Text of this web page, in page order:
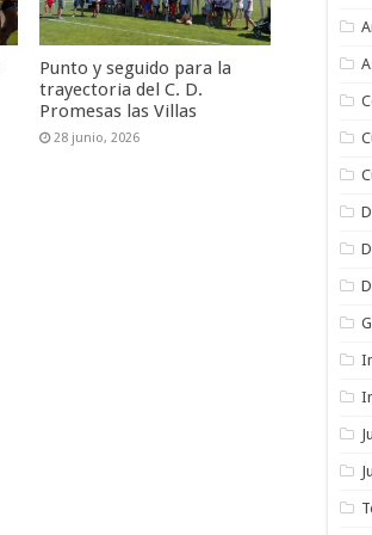
Punto y seguido para la
trayectoria del C. D.
Promesas las Villas
28 junio, 2026